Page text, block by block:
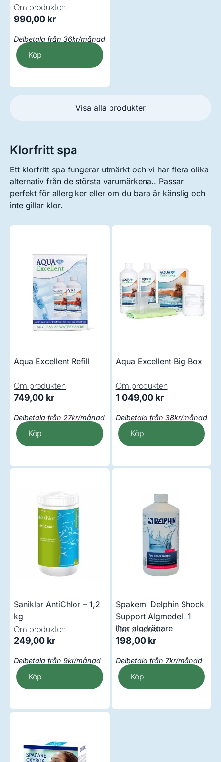
Om produkten
990,00 kr
Delbetala från 36kr/månad
Köp
Visa alla produkter
Klorfritt spa
Ett klorfritt spa fungerar utmärkt och vi har flera olika
alternativ från de största varumärkena.. Passar
perfekt för allergiker eller om du bara är känslig och
inte gillar klor.
Aqua Excellent Refill
Om produkten
749,00 kr
Delbetala från 27kr/månad
Köp
Aqua Excellent Big Box
Om produkten
1 049,00 kr
Delbetala från 38kr/månad
Köp
Saniklar AntiChlor – 1,2
kg
Om produkten
249,00 kr
Delbetala från 9kr/månad
Köp
Spakemi Delphin Shock
Support Algmedel, 1
liter algdräpare
Om produkten
198,00 kr
Delbetala från 7kr/månad
Köp